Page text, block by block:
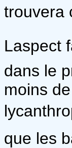
trouvera
dans le
moins
que les